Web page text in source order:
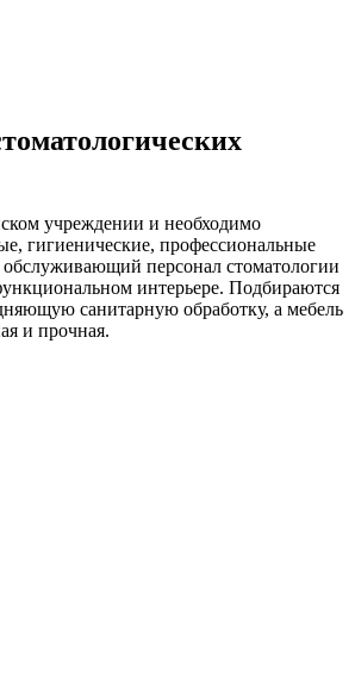
учреждении и необходимо
гигиенические, профессиональные
персонал стоматологии
интерьере. Подбираются
санитарную обработку, а мебель
и прочная.